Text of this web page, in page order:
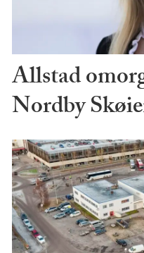
Allstad
Nordby